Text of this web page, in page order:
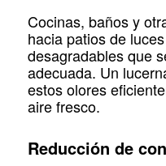
Cocinas, baños y
hacia patios de
desagradables que
adecuada. Un
estos olores
aire fresco.
Reducción de